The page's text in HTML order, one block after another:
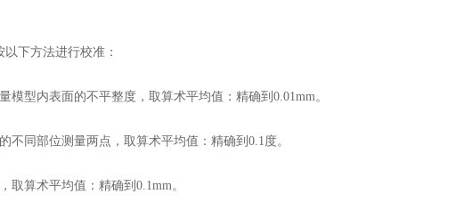
下方法进行校准：
型内表面的不平整度，取算术平均值：精确到0.01mm。
同部位测量两点，取算术平均值：精确到0.1度。
算术平均值：精确到0.1mm。